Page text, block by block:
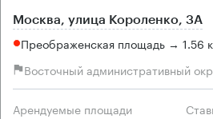
Москва, улица Короленко, 3А
Преображенская площадь → 1.56
Восточный административный
Арендуемые площади